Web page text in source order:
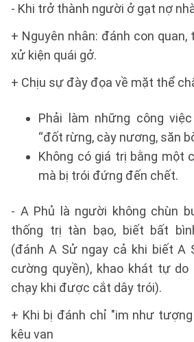
- Khi trở thành người ở gạt nợ
+ Nguyên nhân: đánh con
xử kiện quái gở.
+ Chịu sự đày đọa về mặt thể
Phải làm những công
“đốt rừng, cày nương, săn
Không có giá trị bằng một
mà bị trói đứng đến chết.
- A Phủ là người không chùn
thống trị tàn bạo, biết bất
(đánh A Sử ngay cả khi biết A
cường quyền), khao khát tự do
chạy khi được cắt dây trói).
+ Khi bị đánh chỉ "im như
kêu van